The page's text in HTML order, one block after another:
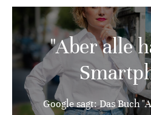
"Aber alle
Google sagt: Das Buch